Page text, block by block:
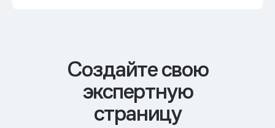
Cоздайте свою
экспертную
страницу